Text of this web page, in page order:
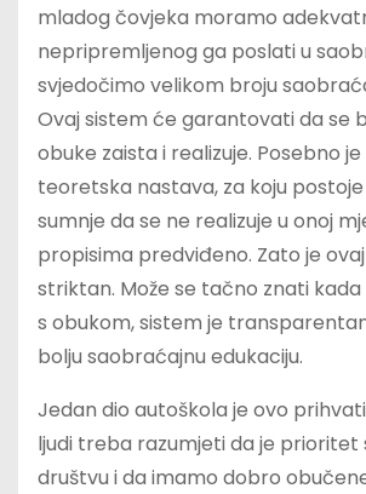
mladog čovjeka moramo
nepripremljenog ga poslati u
svjedočimo velikom broju
Ovaj sistem će garantovati da se
obuke zaista i realizuje. Posebno
teoretska nastava, za koju
sumnje da se ne realizuje u onoj
propisima predviđeno. Zato je
striktan. Može se tačno znati
s obukom, sistem je
bolju saobraćajnu edukaciju.
Jedan dio autoškola je ovo
ljudi treba razumjeti da je prioritet
društvu i da imamo dobro